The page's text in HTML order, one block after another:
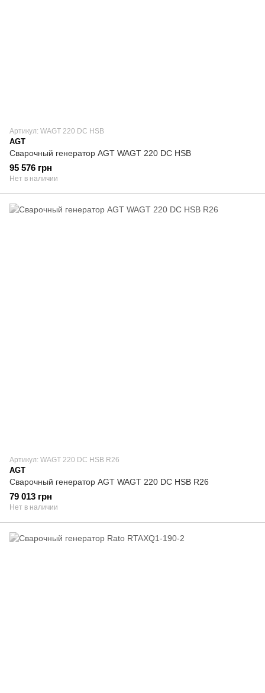
Артикул: WAGT 220 DC HSB
AGT
Сварочный генератор AGT WAGT 220 DC HSB
95 576 грн
Нет в наличии
Артикул: WAGT 220 DC HSB R26
AGT
Сварочный генератор AGT WAGT 220 DC HSB R26
79 013 грн
Нет в наличии